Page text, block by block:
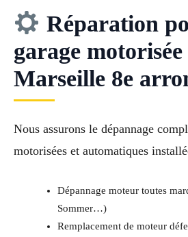
Réparation
garage motorisée
Marseille 8e
Nous assurons le dépannage
motorisées et automatiques
Dépannage moteur toutes
Sommer…)
Remplacement de moteur